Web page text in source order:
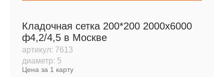
Кладочная сетка 200*200 2000х6000
ф4,2/4,5 в Москве
артикул: 7613
диаметр: 5
Цена за 1 карту